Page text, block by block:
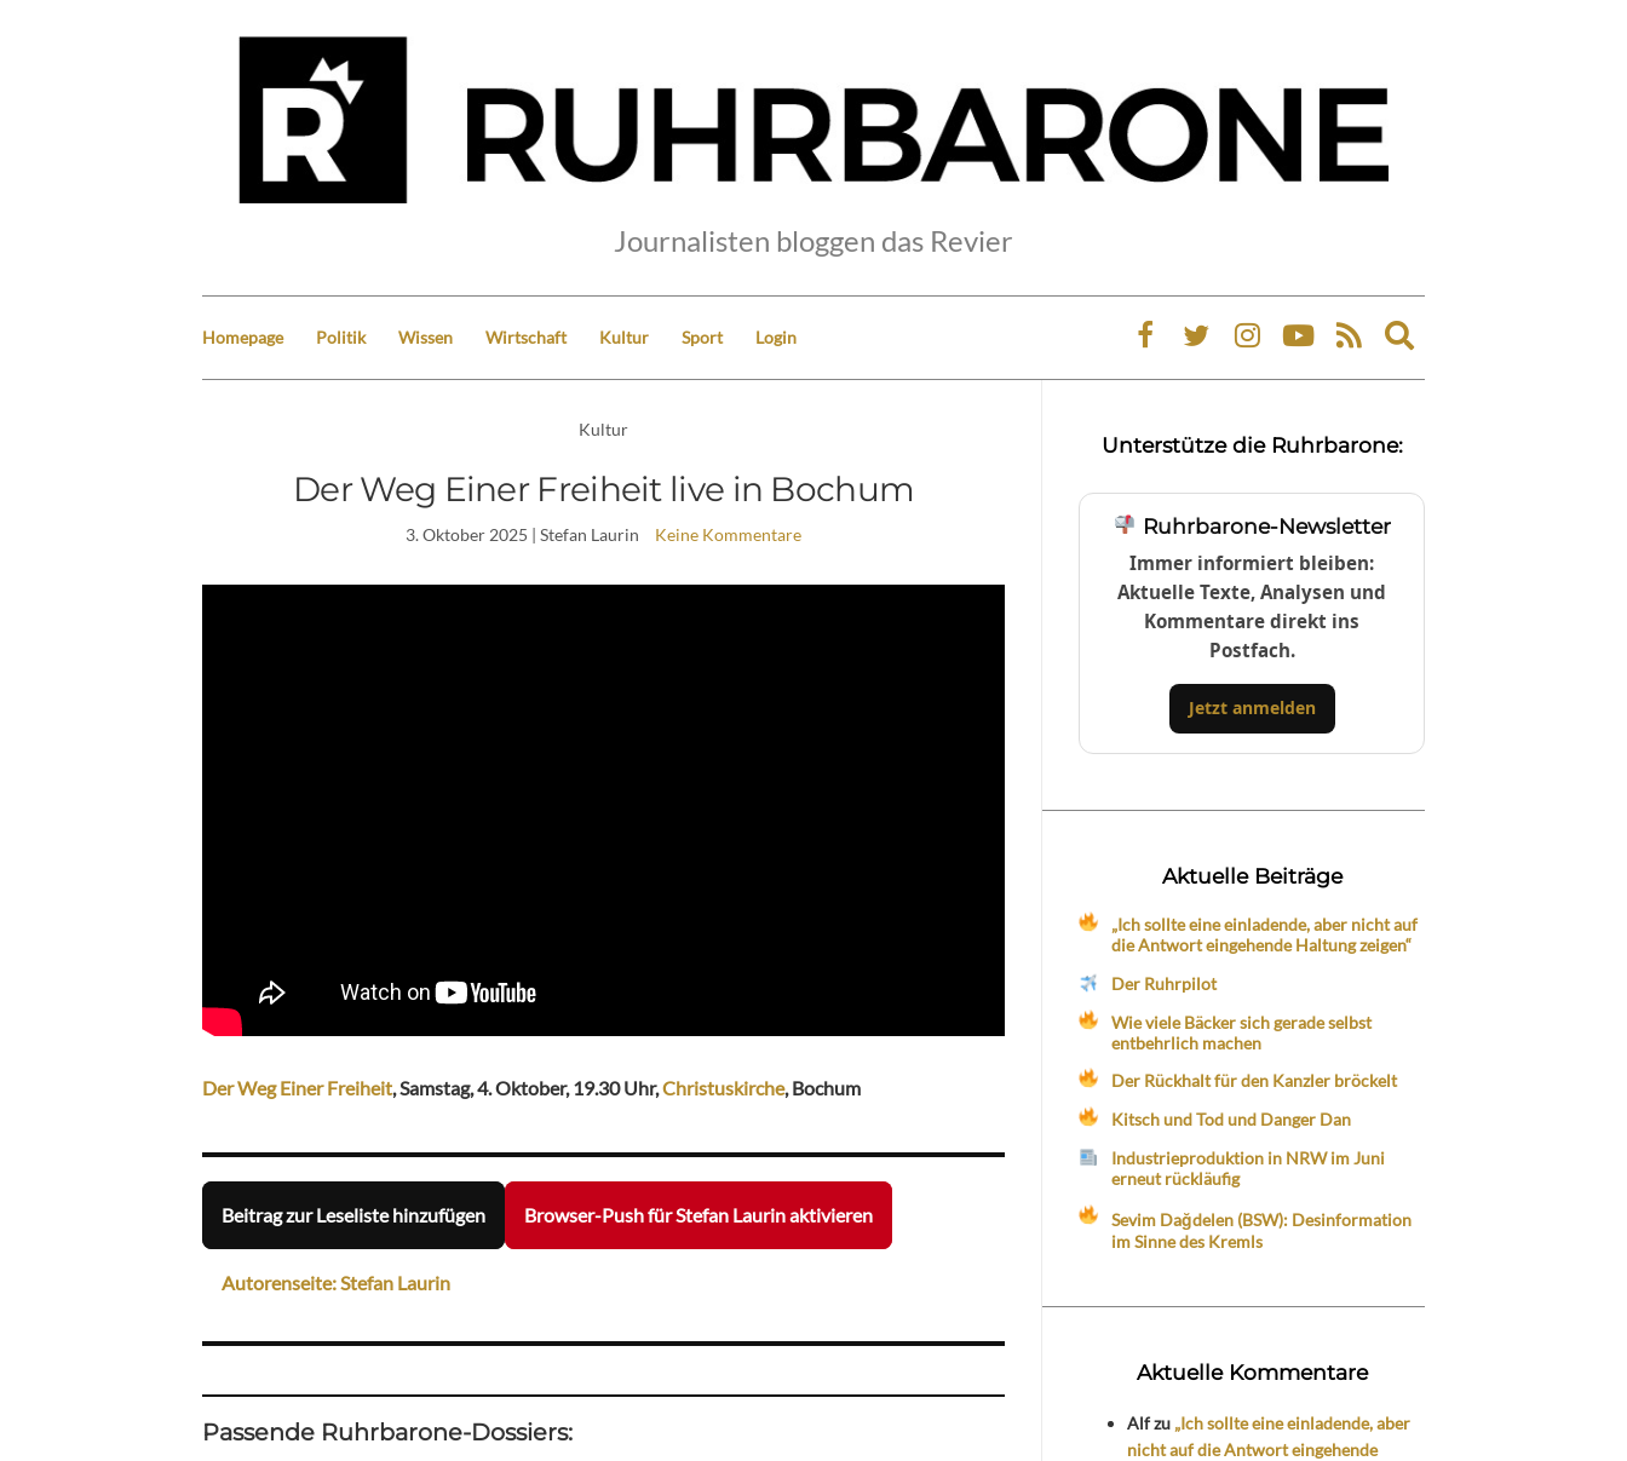
Journalisten bloggen das Revier
Homepage Politik Wissen Wirtschaft Kultur Sport Login
Expand
search
Kultur
Der Weg Einer Freiheit live in Bochum
3. Oktober 2025 | Stefan Laurin Keine Kommentare
Der Weg Einer Freiheit, Samstag, 4. Oktober, 19.30 Uhr,Christuskirche, Bochum
Beitrag zur Leseliste hinzufügen Browser-Push für Stefan Laurin aktivieren
Autorenseite: Stefan Laurin
Passende Ruhrbarone-Dossiers:
Unterstütze die Ruhrbarone:
Ruhrbarone-Newsletter
Immer informiert bleiben:
Aktuelle Texte, Analysen und
Kommentare direkt ins
Postfach.
Jetzt anmelden
Aktuelle Beiträge
„Ich sollte eine einladende, aber nicht auf
die Antwort eingehende Haltung zeigen“
Der Ruhrpilot
Wie viele Bäcker sich gerade selbst
entbehrlich machen
Der Rückhalt für den Kanzler bröckelt
Kitsch und Tod und Danger Dan
Industrieproduktion in NRW im Juni
erneut rückläufig
Sevim Dağdelen (BSW): Desinformation
im Sinne des Kremls
Aktuelle Kommentare
Alfzu „Ich sollte eine einladende, aber
nicht auf die Antwort eingehende